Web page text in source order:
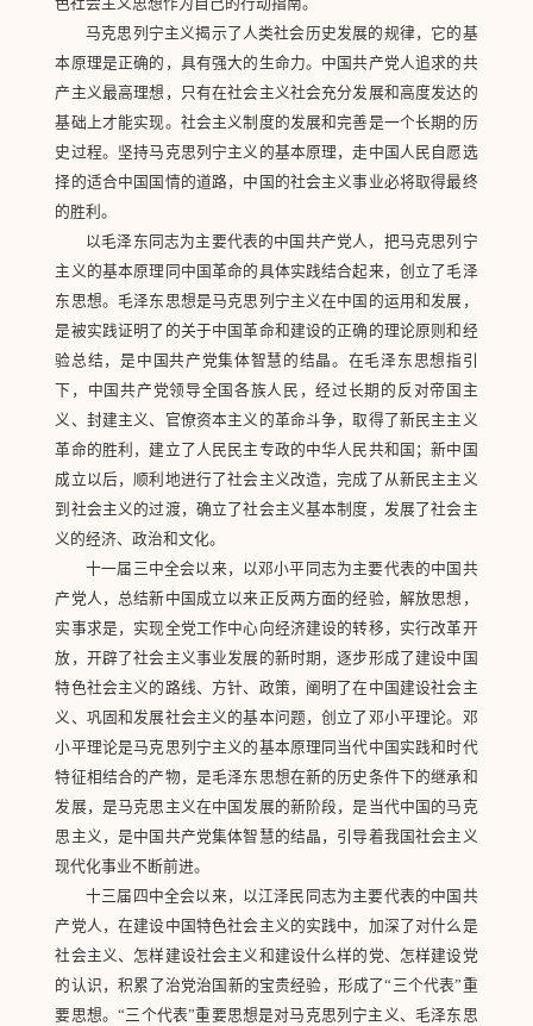
色社会主义思想作为自己的行动指南。
马克思列宁主义揭示了人类社会历史发展的规律，它的基
本原理是正确的，具有强大的生命力。中国共产党人追求的共
产主义最高理想，只有在社会主义社会充分发展和高度发达的
基础上才能实现。社会主义制度的发展和完善是一个长期的历
史过程。坚持马克思列宁主义的基本原理，走中国人民自愿选
择的适合中国国情的道路，中国的社会主义事业必将取得最终
的胜利。
以毛泽东同志为主要代表的中国共产党人，把马克思列宁
主义的基本原理同中国革命的具体实践结合起来，创立了毛泽
东思想。毛泽东思想是马克思列宁主义在中国的运用和发展，
是被实践证明了的关于中国革命和建设的正确的理论原则和经
验总结，是中国共产党集体智慧的结晶。在毛泽东思想指引
下，中国共产党领导全国各族人民，经过长期的反对帝国主
义、封建主义、官僚资本主义的革命斗争，取得了新民主主义
革命的胜利，建立了人民民主专政的中华人民共和国；新中国
成立以后，顺利地进行了社会主义改造，完成了从新民主主义
到社会主义的过渡，确立了社会主义基本制度，发展了社会主
义的经济、政治和文化。
十一届三中全会以来，以邓小平同志为主要代表的中国共
产党人，总结新中国成立以来正反两方面的经验，解放思想，
实事求是，实现全党工作中心向经济建设的转移，实行改革开
放，开辟了社会主义事业发展的新时期，逐步形成了建设中国
特色社会主义的路线、方针、政策，阐明了在中国建设社会主
义、巩固和发展社会主义的基本问题，创立了邓小平理论。邓
小平理论是马克思列宁主义的基本原理同当代中国实践和时代
特征相结合的产物，是毛泽东思想在新的历史条件下的继承和
发展，是马克思主义在中国发展的新阶段，是当代中国的马克
思主义，是中国共产党集体智慧的结晶，引导着我国社会主义
现代化事业不断前进。
十三届四中全会以来，以江泽民同志为主要代表的中国共
产党人，在建设中国特色社会主义的实践中，加深了对什么是
社会主义、怎样建设社会主义和建设什么样的党、怎样建设党
的认识，积累了治党治国新的宝贵经验，形成了“三个代表”重
要思想。“三个代表”重要思想是对马克思列宁主义、毛泽东思